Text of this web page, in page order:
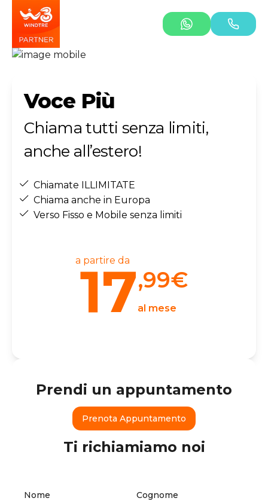
Voce Più
Chiama tutti senza limiti,
anche all’estero!
Chiamate ILLIMITATE
Chiama anche in Europa
Verso Fisso e Mobile senza limiti
a partire da
17,99€
al mese
Prendi un appuntamento
Prenota Appuntamento
Ti richiamiamo noi
Nome Cognome